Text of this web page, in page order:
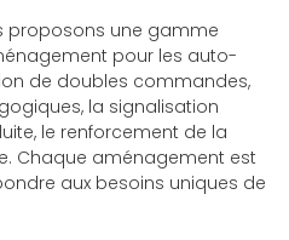
proposons une gamme
pour les auto-
de doubles commandes,
la signalisation
le renforcement de la
Chaque aménagement est
aux besoins uniques de